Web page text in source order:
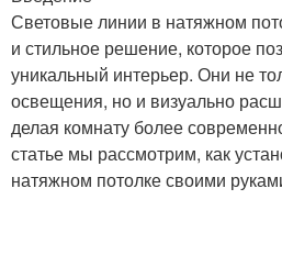
Световые линии в натяжном
и стильное решение, которое
уникальный интерьер. Они не
освещения, но и визуально
делая комнату более
статье мы рассмотрим, как
натяжном потолке своими